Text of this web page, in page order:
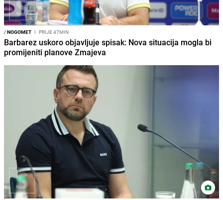
/NOGOMET I PRIJE 47MIN
Barbarez uskoro objavljuje spisak: Nova situacija mogla bi
promijeniti planove Zmajeva